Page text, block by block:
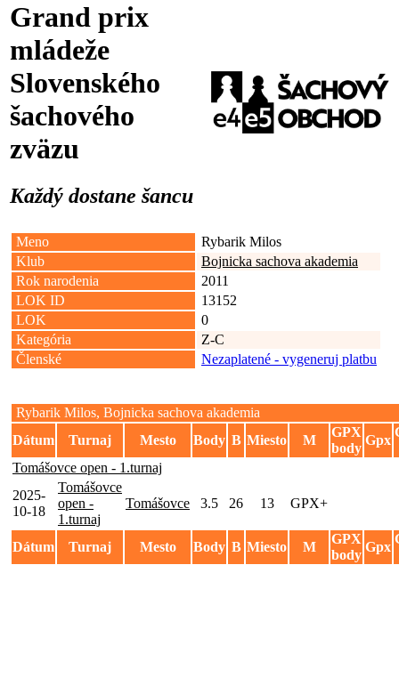
Grand prix
mládeže
Slovenského
šachového
zväzu
Každý dostane šancu
Meno
Rybarik Milos
Klub
Bojnicka sachova akademia
Rok narodenia
2011
LOK ID
13152
LOK
0
Kategória
Z-C
Členské
Nezaplatené - vygeneruj platbu
Rybarik Milos, Bojnicka sachova akademia
Dátum
Turnaj Mesto Body B Miesto M
GPX
body
Gpx
Tomášovce open - 1.turnaj
2025-
10-18
Tomášovce
open -
1.turnaj
Tomášovce 3.5 26 13 GPX+
Dátum Turnaj Mesto Body B Miesto M
GPX
body
Gpx